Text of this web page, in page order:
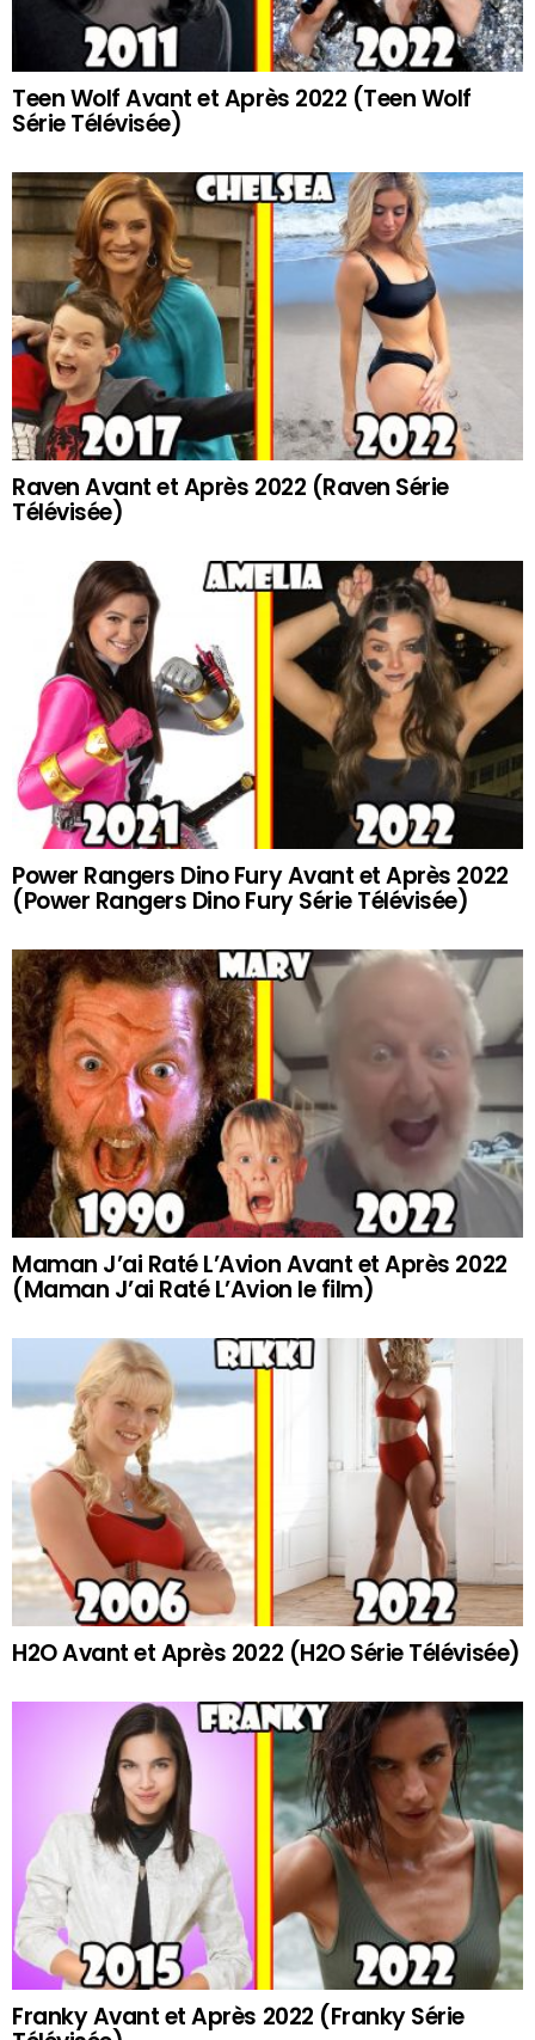
Teen Wolf Avant et Après 2022 (Teen Wolf
Série Télévisée)
Raven Avant et Après 2022 (Raven Série
Télévisée)
Power Rangers Dino Fury Avant et Après 2022
(Power Rangers Dino Fury Série Télévisée)
Maman J’ai Raté L’Avion Avant et Après 2022
(Maman J’ai Raté L’Avion le film)
H2O Avant et Après 2022 (H2O Série Télévisée)
Franky Avant et Après 2022 (Franky Série